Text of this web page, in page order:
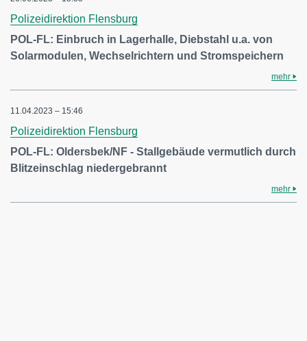
Polizeidirektion Flensburg
POL-FL: Einbruch in Lagerhalle, Diebstahl u.a. von
Solarmodulen, Wechselrichtern und Stromspeichern
mehr
11.04.2023 – 15:46
Polizeidirektion Flensburg
POL-FL: Oldersbek/NF - Stallgebäude vermutlich durch
Blitzeinschlag niedergebrannt
mehr